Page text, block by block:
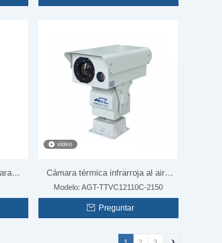
vídeo
Cámara térmica infrarroja al aire
libre industrial para la inspección del
edificio
Modelo: AGT-TTVC12110C-2150
Preguntar